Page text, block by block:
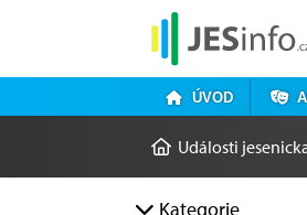
ÚVOD
Události
Kategorie